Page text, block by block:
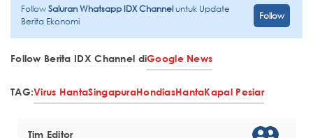
FollowSaluran Whatsapp IDX Channeluntuk Update
Berita Ekonomi
Follow
Follow Berita IDX Channel diGoogle News
TAG:Virus HantaSingapuraHondiasHantaKapal Pesiar
Tim Editor